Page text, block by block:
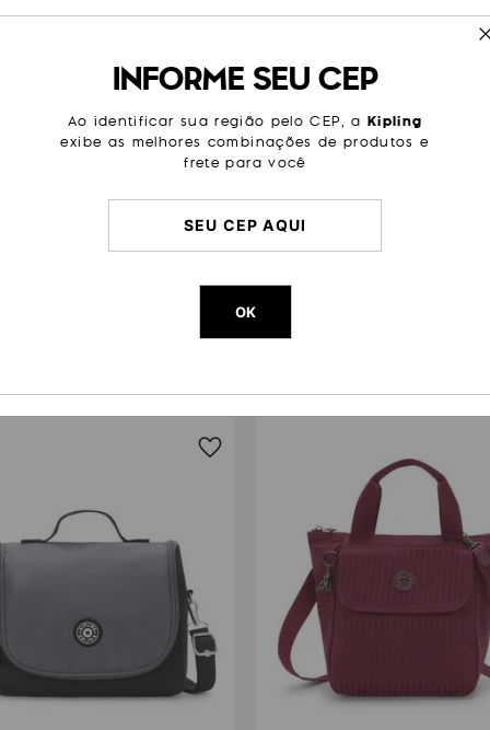
seus alimentos com
tudo organizado ao longo
quiser com a qualidade
Tamanho
Cor
Modelo
Dimensões
INFORME SEU CEP
Ao identificar sua região pelo CEP, a Kipling
exibe as melhores combinações de produtos e
frete para você
OK